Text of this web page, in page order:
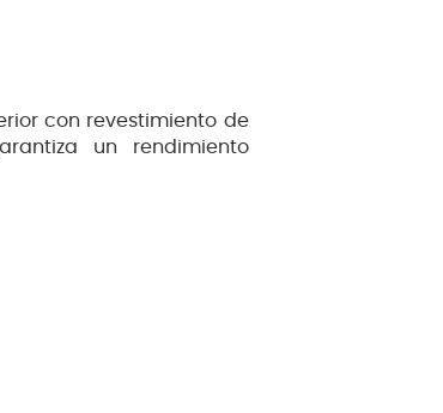
con revestimiento de
un rendimiento